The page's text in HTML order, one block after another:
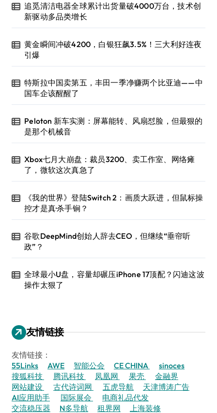
追觅清洁电器全球累计出货量破4000万台，技术创
新驱动多品类增长
黄金瞬间冲破4200，白银狂飙3.5%！三大利好连夜
引爆
特斯拉中国卖第五，丰田一季净赚两个比亚迪——中
国车企该醒醒了
Peloton 新车实测：屏幕能转、风扇怼脸，但最狠的
是那个机械音
Xbox七月大崩盘：裁员3200、卖工作室、网络瘫
了，微软这次真急了
《我的世界》登陆Switch 2：画质大跃进，但鼠标操
控才是真·杀手锏？
谷歌DeepMind创始人辞去CEO，但继续“垂帘听
政”？
全球最小U盘，容量却碾压iPhone 17顶配？闪迪这波
操作太狠了
友情链接
友情链接：
55Links
AWE 智能公会 CE CHINA
sinoces
搜狐科技
腾讯科技 凤凰网 果壳
金融界
网站建设
古代诗词网 五虎导航
天津博涛广告
AI应用助手
国际展会
电商礼品代发
交流稳压器
N多导航 租界网 上海装修